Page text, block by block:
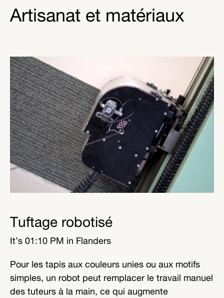
Artisanat et matériaux
Tuftage robotisé
It’s 01:10 PM in Flanders
Pour les tapis aux couleurs unies ou aux motifs
simples, un robot peut remplacer le travail manuel
des tuteurs à la main, ce qui augmente